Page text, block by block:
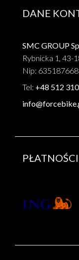
DANE
SMC GROUP
Rybnicka 1, 43-
Nip:
Tel: +48 512
PŁATNOŚCI